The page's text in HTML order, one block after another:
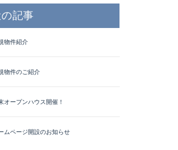
記事
物件紹介
物件のご紹介
オープンハウス開催！
ムページ開設のお知らせ